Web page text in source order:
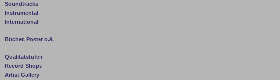
Soundtracks
Instrumental
International
Bücher, Poster o.ä.
Qualitätstufen
Record Shops
Artist Gallery